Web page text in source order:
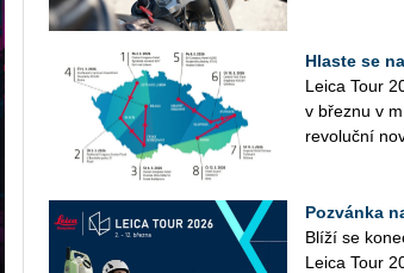
Hlaste se
Leica Tour
v břez­nu v
re­vo­luč­ní
Pozvánka
Blíží se
Leica Tour